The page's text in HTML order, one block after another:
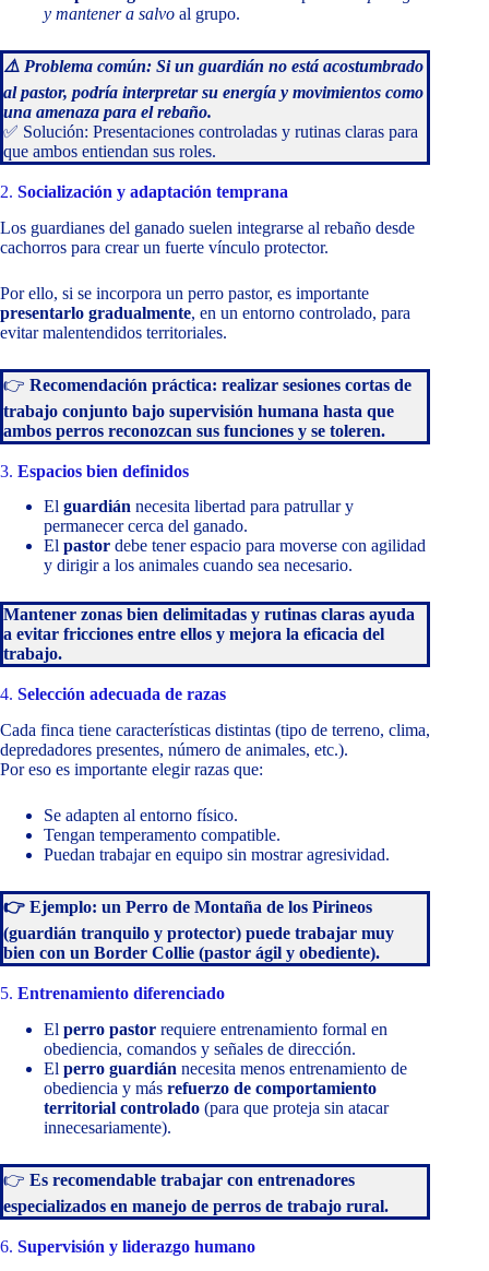
y mantener a salvo al grupo.
⚠️ Problema común: Si un guardián no está acostumbrado
al pastor, podría interpretar su energía y movimientos como
una amenaza para el rebaño.
✅ Solución: Presentaciones controladas y rutinas claras para
que ambos entiendan sus roles.
2. Socialización y adaptación temprana
Los guardianes del ganado suelen integrarse al rebaño desde
cachorros para crear un fuerte vínculo protector.
Por ello, si se incorpora un perro pastor, es importante
presentarlo gradualmente, en un entorno controlado, para
evitar malentendidos territoriales.
👉 Recomendación práctica: realizar sesiones cortas de
trabajo conjunto bajo supervisión humana hasta que
ambos perros reconozcan sus funciones y se toleren.
3. Espacios bien definidos
El guardián necesita libertad para patrullar y
permanecer cerca del ganado.
El pastor debe tener espacio para moverse con agilidad
y dirigir a los animales cuando sea necesario.
Mantener zonas bien delimitadas y rutinas claras ayuda
a evitar fricciones entre ellos y mejora la eficacia del
trabajo.
4. Selección adecuada de razas
Cada finca tiene características distintas (tipo de terreno, clima,
depredadores presentes, número de animales, etc.).
Por eso es importante elegir razas que:
Se adapten al entorno físico.
Tengan temperamento compatible.
Puedan trabajar en equipo sin mostrar agresividad.
👉 Ejemplo: un Perro de Montaña de los Pirineos
(guardián tranquilo y protector) puede trabajar muy
bien con un Border Collie (pastor ágil y obediente).
5. Entrenamiento diferenciado
El perro pastor requiere entrenamiento formal en
obediencia, comandos y señales de dirección.
El perro guardián necesita menos entrenamiento de
obediencia y más refuerzo de comportamiento
territorial controlado (para que proteja sin atacar
innecesariamente).
👉 Es recomendable trabajar con entrenadores
especializados en manejo de perros de trabajo rural.
6. Supervisión y liderazgo humano